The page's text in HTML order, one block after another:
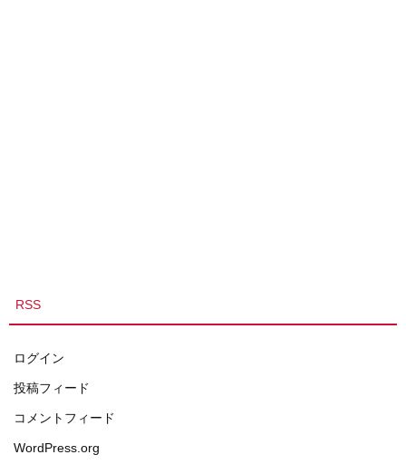
RSS
ログイン
投稿フィード
コメントフィード
WordPress.org